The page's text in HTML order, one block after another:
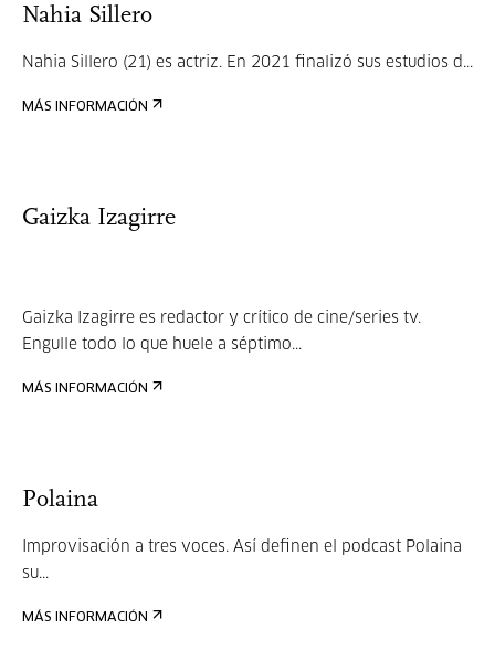
Nahia Sillero
Nahia Sillero (21) es actriz. En 2021 finalizó sus estudios d...
MÁS INFORMACIÓN
Gaizka Izagirre
Gaizka Izagirre es redactor y crítico de cine/series tv.
Engulle todo lo que huele a séptimo...
MÁS INFORMACIÓN
Polaina
Improvisación a tres voces. Así definen el podcast Polaina
su...
MÁS INFORMACIÓN